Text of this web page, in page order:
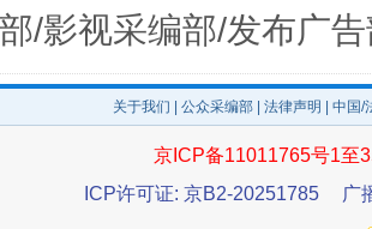
/影视采编部/发布广
关于我们 公众采编部 法律声明 | 中国
京ICP备11011765号1至
ICP许可证: 京B2-20251785
广